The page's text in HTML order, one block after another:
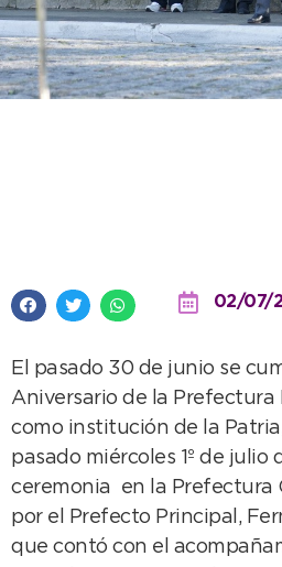
02/07/
El pasado 30 de junio se
Aniversario de la
como institución de la
pasado miércoles 1º de julio
ceremonia en la Prefectura
por el Prefecto Principal,
que contó con el